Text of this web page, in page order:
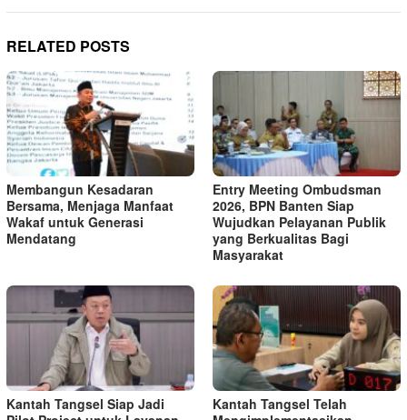
RELATED POSTS
Membangun Kesadaran
Bersama, Menjaga Manfaat
Wakaf untuk Generasi
Mendatang
Entry Meeting Ombudsman
2026, BPN Banten Siap
Wujudkan Pelayanan Publik
yang Berkualitas Bagi
Masyarakat
Kantah Tangsel Siap Jadi
Kantah Tangsel Telah